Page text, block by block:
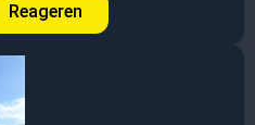
Reageren